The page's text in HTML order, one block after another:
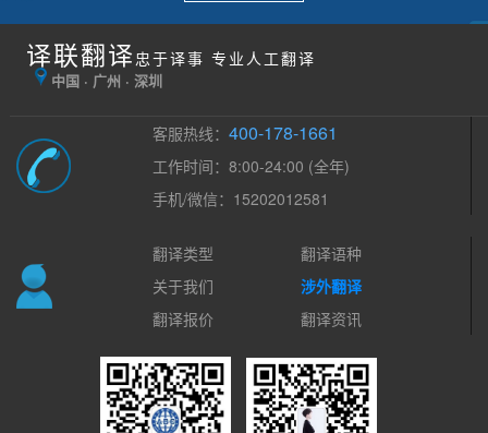
译联翻译 忠于译事 专业人工翻译
中国 · 广州 · 深圳
客服热线：400-178-1661
工作时间：8:00-24:00 (全年)
手机/微信：15202012581
翻译类型
翻译语种
关于我们
涉外翻译
翻译报价
翻译资讯